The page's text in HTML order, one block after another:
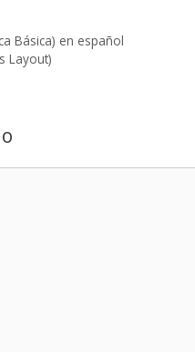
Básica) en español
Layout)